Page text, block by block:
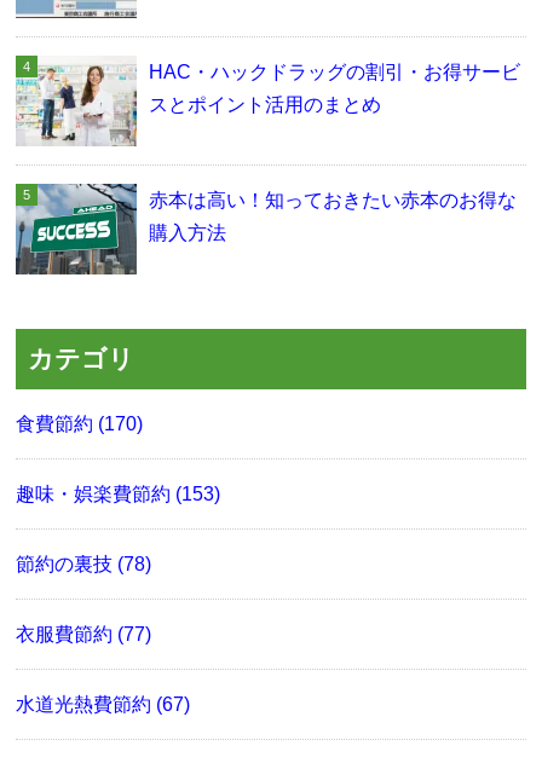
HAC・ハックドラッグの割引・お得サービ
スとポイント活用のまとめ
赤本は高い！知っておきたい赤本のお得な
購入方法
カテゴリ
食費節約 (170)
趣味・娯楽費節約 (153)
節約の裏技 (78)
衣服費節約 (77)
水道光熱費節約 (67)